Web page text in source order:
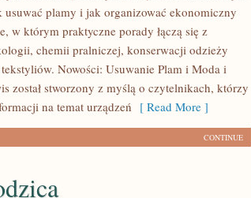
usuwać plamy i jak organizować ekonomiczny
w którym praktyczne porady łączą się z
chemii pralniczej, konserwacji odzieży
Nowości: Usuwanie Plam i Moda i
został stworzony z myślą o czytelnikach, którzy
na temat urządzeń [ Read More ]
CONTINUE